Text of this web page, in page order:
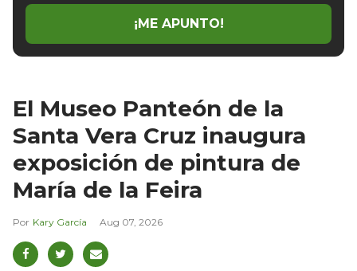
¡ME APUNTO!
El Museo Panteón de la
Santa Vera Cruz inaugura
exposición de pintura de
María de la Feira
Kary García Aug 07, 2026